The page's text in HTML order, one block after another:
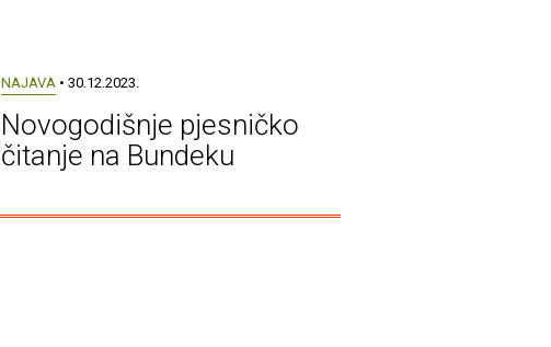
NAJAVA • 30.12.2023.
Novogodišnje pjesničko
čitanje na Bundeku